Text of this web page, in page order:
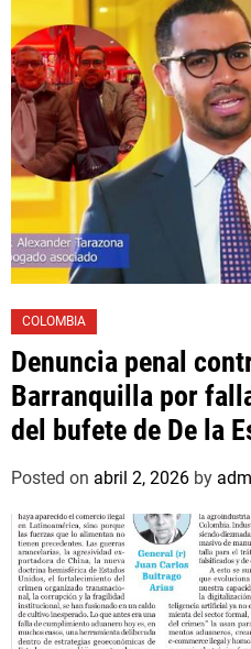
COLOMBIA
Denuncia penal
Barranquilla por
del bufete de De la
asociado un hijo
Posted on abril 2, 2026 by